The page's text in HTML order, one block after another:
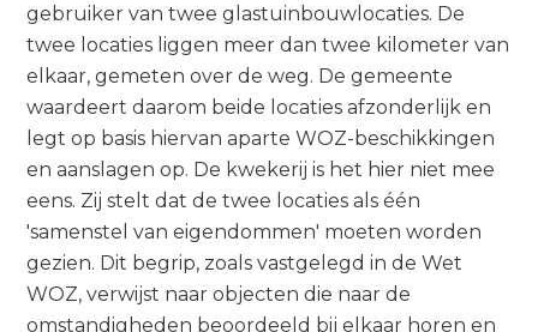
gebruiker van twee glastuinbouwlocaties. De
twee locaties liggen meer dan twee kilometer van
elkaar, gemeten over de weg. De gemeente
waardeert daarom beide locaties afzonderlijk en
legt op basis hiervan aparte WOZ-beschikkingen
en aanslagen op. De kwekerij is het hier niet mee
eens. Zij stelt dat de twee locaties als één
'samenstel van eigendommen' moeten worden
gezien. Dit begrip, zoals vastgelegd in de Wet
WOZ, verwijst naar objecten die naar de
omstandigheden beoordeeld bij elkaar horen en